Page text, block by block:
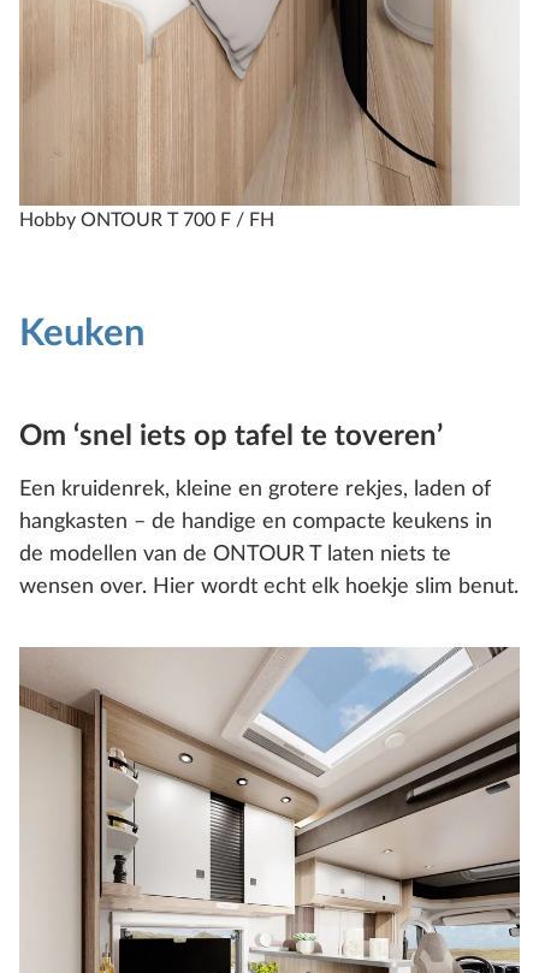
Hobby ONTOUR T 700 F / FH
Keuken
Om ‘snel iets op tafel te toveren’
Een kruidenrek, kleine en grotere rekjes, laden of
hangkasten – de handige en compacte keukens in
de modellen van de ONTOUR T laten niets te
wensen over. Hier wordt echt elk hoekje slim benut.